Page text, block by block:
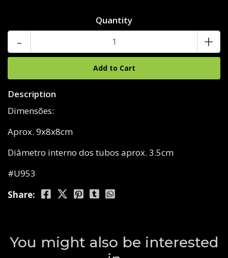
Quantity
- +
Description
Dimensões:
Aprox. 9x8x8cm
Diâmetro interno dos tubos aprox. 3.5cm
#U953
Share:
You might also be interested